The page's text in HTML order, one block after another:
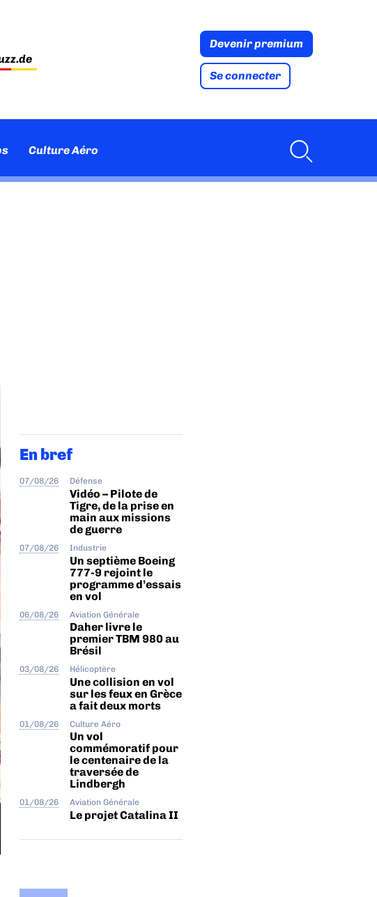
Devenir premium
Se connecter
Culture Aéro
En bref
07/08/26 Défense
Vidéo – Pilote de
Tigre, de la prise en
main aux missions
de guerre
07/08/26 Industrie
Un septième Boeing
777-9 rejoint le
programme d’essais
en vol
06/08/26 Aviation Générale
Daher livre le
premier TBM 980 au
Brésil
03/08/26 Hélicoptère
Une collision en vol
sur les feux en Grèce
a fait deux morts
01/08/26 Culture Aéro
Un vol
commémoratif pour
le centenaire de la
traversée de
Lindbergh
01/08/26 Aviation Générale
Le projet Catalina II